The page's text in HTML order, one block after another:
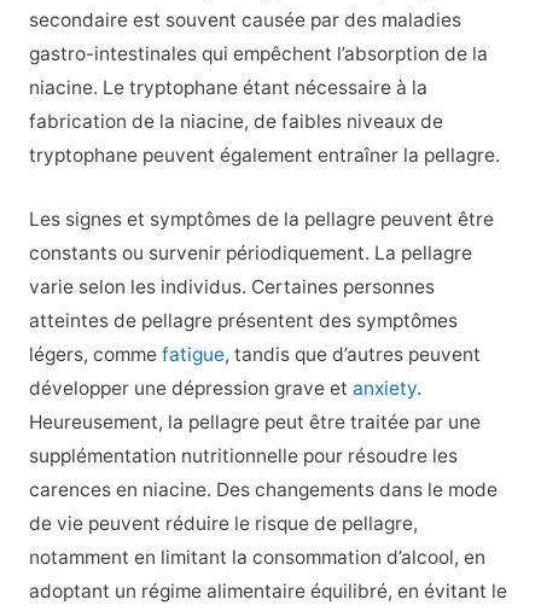
secondaire est souvent causée par des maladies
gastro-intestinales qui empêchent l’absorption de la
niacine. Le tryptophane étant nécessaire à la
fabrication de la niacine, de faibles niveaux de
tryptophane peuvent également entraîner la pellagre.
Les signes et symptômes de la pellagre peuvent être
constants ou survenir périodiquement. La pellagre
varie selon les individus. Certaines personnes
atteintes de pellagre présentent des symptômes
légers, comme fatigue, tandis que d’autres peuvent
développer une dépression grave et anxiety.
Heureusement, la pellagre peut être traitée par une
supplémentation nutritionnelle pour résoudre les
carences en niacine. Des changements dans le mode
de vie peuvent réduire le risque de pellagre,
notamment en limitant la consommation d’alcool, en
adoptant un régime alimentaire équilibré, en évitant le